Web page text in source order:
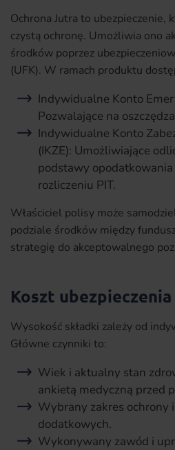
Ochrona Jutra to ubezpieczenie,
czystą ochronę. Umożliwia ono
środków poprzez
(UFK). W ramach produktu
Indywidualne Konto
Pozwalające na
Indywidualne Konto
(IKZE): Umożliwiające
podstawy
rozliczeniu PIT.
Właściciel polisy może
podziale środków między
strategię do akceptowalnego
Koszt ubezpieczenia
Wysokość składki zależy od
Główne czynniki to:
Wiek i aktualny stan
ankietą medyczną przed
Wybrany zakres ochrony
dodatkowych.
Wykonywany zawód i